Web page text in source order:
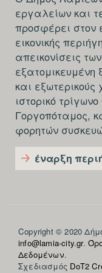
εργαλείων και
προσφέρει στον
εικονικής
απεικονίσεις
εξατομικευμένη
και
ιστορικό
Γοργοπόταμος,
φορητών
έναρξη
Section
footer-
Copyright © 2020
info@lamia-city.gr.
Δεδομένων.
Σχεδιασμός DoT2